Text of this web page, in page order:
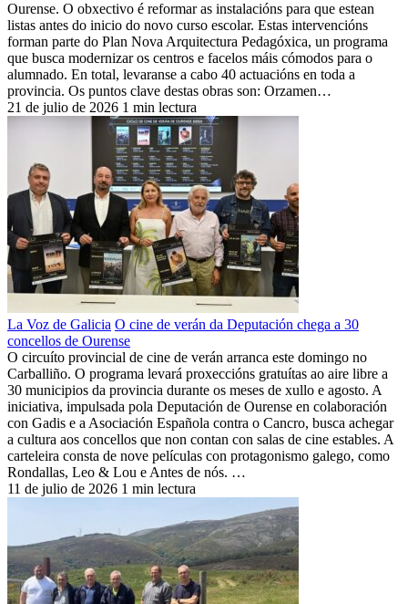
Ourense. O obxectivo é reformar as instalacións para que estean
listas antes do inicio do novo curso escolar. Estas intervencións
forman parte do Plan Nova Arquitectura Pedagóxica, un programa
que busca modernizar os centros e facelos máis cómodos para o
alumnado. En total, levaranse a cabo 40 actuacións en toda a
provincia. Os puntos clave destas obras son: Orzamen…
21 de julio de 2026 1 min lectura
La Voz de Galicia O cine de verán da Deputación chega a 30
concellos de Ourense
O circuíto provincial de cine de verán arranca este domingo no
Carballiño. O programa levará proxeccións gratuítas ao aire libre a
30 municipios da provincia durante os meses de xullo e agosto. A
iniciativa, impulsada pola Deputación de Ourense en colaboración
con Gadis e a Asociación Española contra o Cancro, busca achegar
a cultura aos concellos que non contan con salas de cine estables. A
carteleira consta de nove películas con protagonismo galego, como
Rondallas, Leo & Lou e Antes de nós. …
11 de julio de 2026 1 min lectura